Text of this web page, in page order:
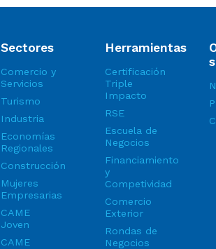
Sectores
Comercio y
Servicios
Turismo
Industria
Economías
Regionales
Construcción
Mujeres
Empresarias
CAME
Joven
CAME
Herramientas
Certificación
Triple
Impacto
RSE
Escuela de
Negocios
Financiamiento
y
Competividad
Comercio
Exterior
Rondas de
Negocios